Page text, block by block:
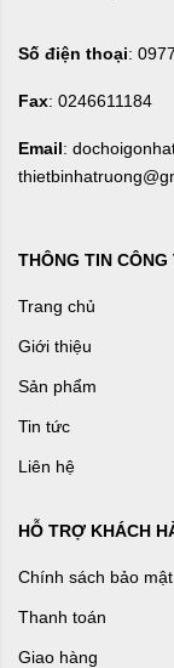
Số điện thoại:
Fax: 0246611184
Email:
THÔNG TIN CÔNG
Trang chủ
Giới thiệu
Sản phẩm
Tin tức
Liên hệ
HỖ TRỢ KHÁCH
Chính sách bảo mật
Thanh toán
Giao hàng